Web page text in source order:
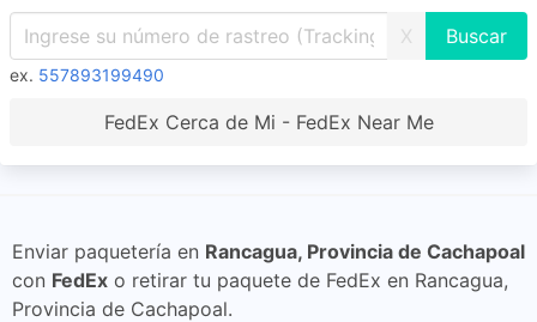
X
ex. 557893199490
FedEx Cerca de Mi - FedEx Near Me
Enviar paquetería en Rancagua, Provincia de Cachapoal
con FedEx o retirar tu paquete de FedEx en Rancagua,
Provincia de Cachapoal.